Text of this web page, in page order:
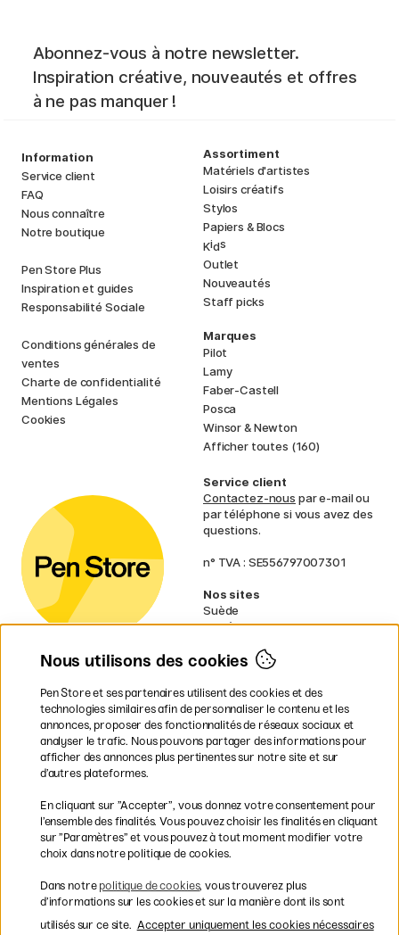
Abonnez-vous à notre newsletter.
Inspiration créative, nouveautés et offres
à ne pas manquer !
Information
Service client
FAQ
Nous connaître
Notre boutique
Pen Store Plus
Inspiration et guides
Responsabilité Sociale
Conditions générales de
ventes
Charte de confidentialité
Mentions Légales
Cookies
Assortiment
Matériels d'artistes
Loisirs créatifs
Stylos
Papiers & Blocs
Kids
Outlet
Nouveautés
Staff picks
Marques
Pilot
Lamy
Faber-Castell
Posca
Winsor & Newton
Afficher toutes (160)
Service client
Contactez-nous par e-mail ou
par téléphone si vous avez des
questions.
n° TVA : SE556797007301
Nos sites
Suède
Norvège
Finlande
Irlande
Pays-Bas
Royaume-Uni
UE
volumineux.
Les modes de paiement
Nous utilisons des cookies
Pen Store et ses partenaires utilisent des cookies et des
technologies similaires afin de personnaliser le contenu et les
annonces, proposer des fonctionnalités de réseaux sociaux et
analyser le trafic. Nous pouvons partager des informations pour
afficher des annonces plus pertinentes sur notre site et sur
d’autres plateformes.
En cliquant sur ”Accepter”, vous donnez votre consentement pour
l’ensemble des finalités. Vous pouvez choisir les finalités en cliquant
sur ”Paramètres” et vous pouvez à tout moment modifier votre
choix dans notre politique de cookies.
Dans notre politique de cookies, vous trouverez plus
d’informations sur les cookies et sur la manière dont ils sont
utilisés sur ce site. Accepter uniquement les cookies nécessaires